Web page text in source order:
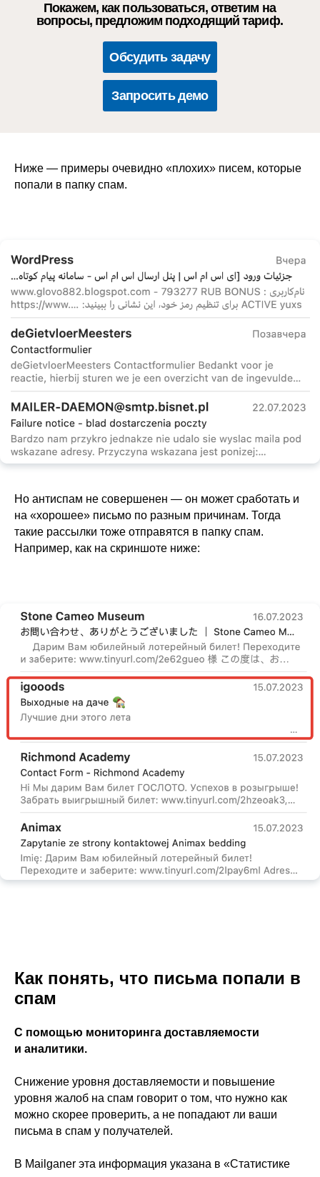
Покажем, как пользоваться, ответим на
вопросы, предложим подходящий тариф.
Обсудить задачу
Запросить демо
Ниже — примеры очевидно «плохих» писем, которые
попали в папку спам.
Но антиспам не совершенен — он может сработать и
на «хорошее» письмо по разным причинам. Тогда
такие рассылки тоже отправятся в папку спам.
Например, как на скриншоте ниже:
Как понять, что письма попали в
спам
С помощью мониторинга доставляемости
и аналитики.
Снижение уровня доставляемости и повышение
уровня жалоб на спам говорит о том, что нужно как
можно скорее проверить, а не попадают ли ваши
письма в спам у получателей.
В Mailganer эта информация указана в «Статистике